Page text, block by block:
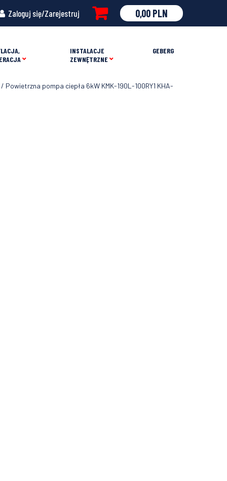
Zaloguj się/Zarejestruj 0,00 PLN
INSTALACJE
ZEWNĘTRZNE
GEBERG
/ Powietrzna pompa ciepła 6kW KMK-190L-100RY1 KHA-